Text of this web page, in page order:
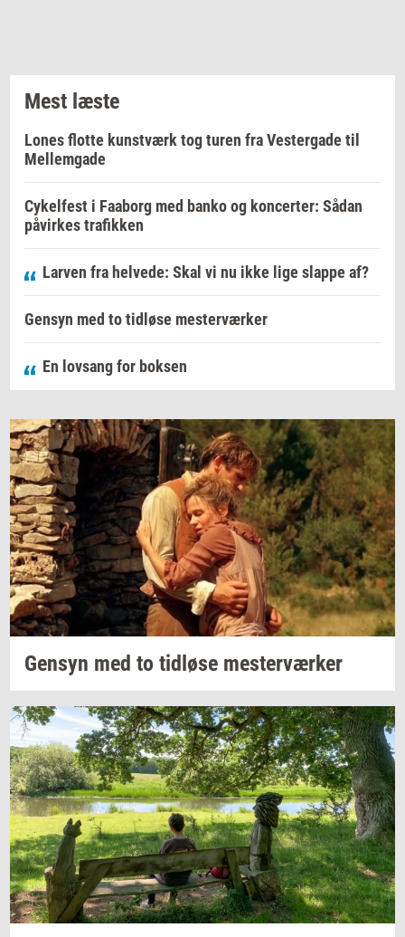
Mest læste
Lones flotte kunstværk tog turen fra Vestergade til
Mellemgade
Cykelfest i Faaborg med banko og koncerter: Sådan
påvirkes trafikken
Larven fra helvede: Skal vi nu ikke lige slappe af?
Gensyn med to tidløse mesterværker
En lovsang for boksen
Gen­syn med to tid­lø­se mester­vær­ker